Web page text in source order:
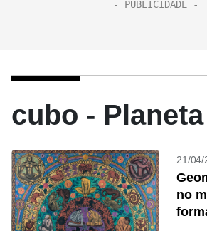
cubo - Planeta
21/04/
no